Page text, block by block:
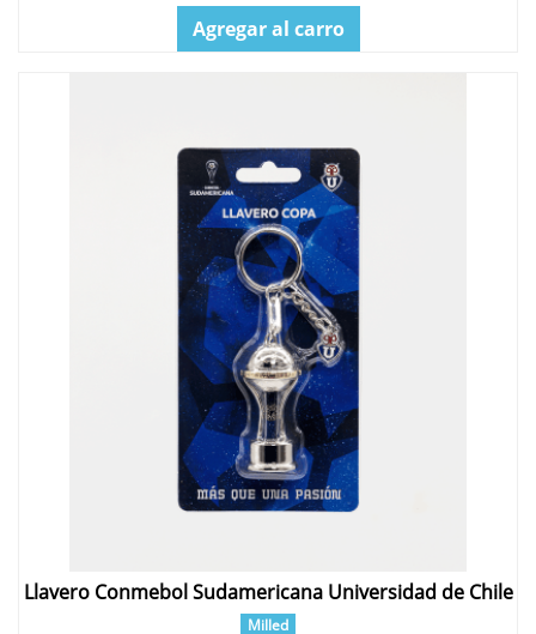
Agregar al carro
Llavero Conmebol Sudamericana Universidad de Chile
Milled